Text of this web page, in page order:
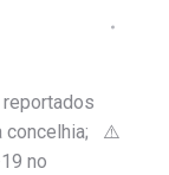
concelhia; ⚠️
no